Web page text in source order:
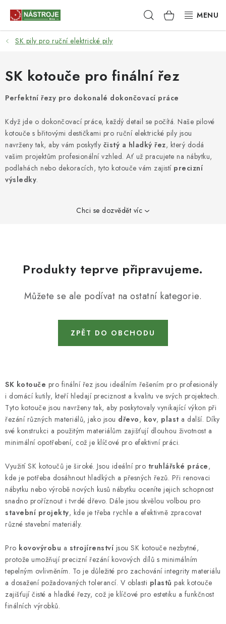
Hledat NÁKUPNÍ
KOŠÍK
NÁSTROJE
AKCE
BRUSIVO
ELEKTRONÁŘADÍ
LEPENÍ A SPOJOVÁNÍ
RUČNÍ NÁŘADÍ, PŘÍPRAVKY
STROJE DO DÍLNY
NÁSTROJE PRO OPRACOVÁNÍ KOVU
NÁSTROJE PRO FRÉZOVÁNÍ
NÁSTROJE PRO ŘEZÁNÍ KOVU
POTŘEBUJI DOBRÝ STROJ
KONTAKTY
Moje objednávka
SK pily pro ruční elektrické pily
SK kotouče pro finální řez
Perfektní řezy pro dokonalé dokončovací práce
Když jde o dokončovací práce, každý detail se počítá. Naše pilové
kotouče s břitovými destičkami pro ruční elektrické pily jsou
navrženy tak, aby vám poskytly čistý a hladký řez, který dodá
vašim projektům profesionální vzhled. Ať už pracujete na nábytku,
podlahách nebo dekoracích, tyto kotouče vám zajistí precizní
výsledky.
Chci se dozvědět víc
Produkty teprve připravujeme.
Můžete se ale podívat na ostatní kategorie.
ZPĚT DO OBCHODU
SK kotouče pro finální řez jsou ideálním řešením pro profesionály
i domácí kutily, kteří hledají preciznost a kvalitu ve svých projektech.
Tyto kotouče jsou navrženy tak, aby poskytovaly vynikající výkon při
řezání různých materiálů, jako jsou dřevo, kov, plast a další. Díky
své konstrukci a použitým materiálům zajišťují dlouhou životnost a
minimální opotřebení, což je klíčové pro efektivní práci.
Využití SK kotoučů je široké. Jsou ideální pro truhlářské práce,
kde je potřeba dosáhnout hladkých a přesných řezů. Při renovaci
nábytku nebo výrobě nových kusů nábytku oceníte jejich schopnost
snadno proříznout i tvrdé dřevo. Dále jsou skvělou volbou pro
stavební projekty, kde je třeba rychle a efektivně zpracovat
různé stavební materiály.
Pro kovovýrobu a strojírenství jsou SK kotouče nezbytné,
protože umožňují precizní řezání kovových dílů s minimálním
tepelným ovlivněním. To je důležité pro zachování integrity materiálu
a dosažení požadovaných tolerancí. V oblasti plastů pak kotouče
zajišťují čisté a hladké řezy, což je klíčové pro estetiku a funkčnost
finálních výrobků.